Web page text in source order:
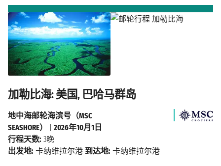
加勒比海: 美国, 巴哈马群岛
地中海邮轮海滨号（MSC
SEASHORE）
2026年10月1日
行程天数: 3晚
出发地: 卡纳维拉尔港 到达地: 卡纳维拉尔港